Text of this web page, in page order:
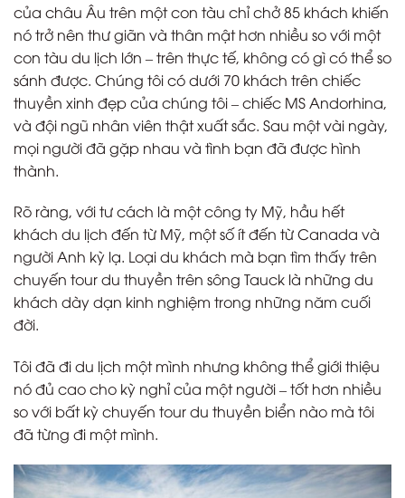
của châu Âu trên một con tàu chỉ chở 85 khách khiến
nó trở nên thư giãn và thân mật hơn nhiều so với một
con tàu du lịch lớn – trên thực tế, không có gì có thể so
sánh được. Chúng tôi có dưới 70 khách trên chiếc
thuyền xinh đẹp của chúng tôi – chiếc MS Andorhina,
và đội ngũ nhân viên thật xuất sắc. Sau một vài ngày,
mọi người đã gặp nhau và tình bạn đã được hình
thành.
Rõ ràng, với tư cách là một công ty Mỹ, hầu hết
khách du lịch đến từ Mỹ, một số ít đến từ Canada và
người Anh kỳ lạ. Loại du khách mà bạn tìm thấy trên
chuyến tour du thuyền trên sông Tauck là những du
khách dày dạn kinh nghiệm trong những năm cuối
đời.
Tôi đã đi du lịch một mình nhưng không thể giới thiệu
nó đủ cao cho kỳ nghỉ của một người – tốt hơn nhiều
so với bất kỳ chuyến tour du thuyền biển nào mà tôi
đã từng đi một mình.